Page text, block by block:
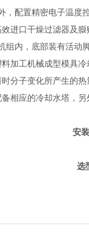
， 配置精密电子温度
进口干燥过滤器及
组内，底部装有活动
料加工机械成型模具
分子变化所产生的
备相应的冷却水塔，另
安
选